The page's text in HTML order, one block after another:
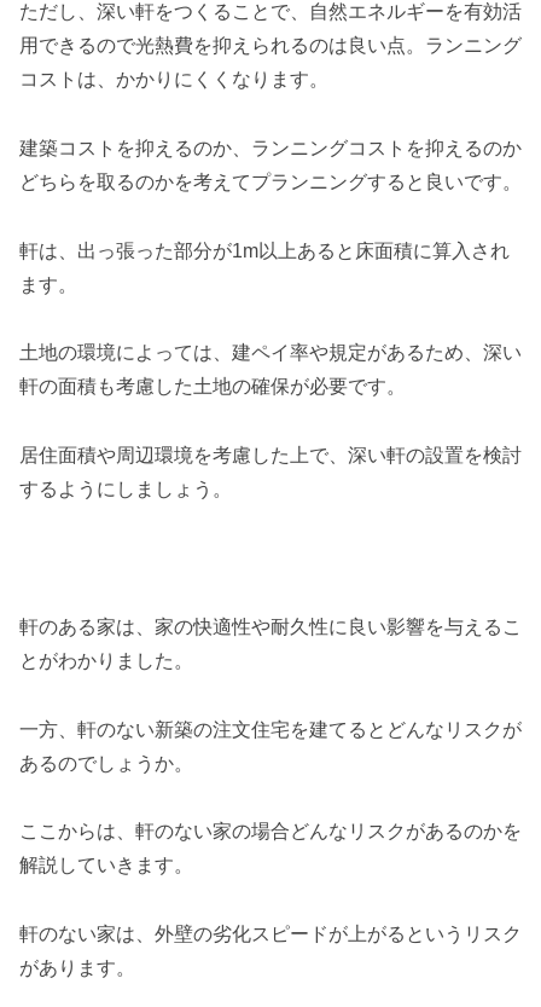
ただし、深い軒をつくることで、自然エネルギーを有効活
用できるので光熱費を抑えられるのは良い点。ランニング
コストは、かかりにくくなります。
建築コストを抑えるのか、ランニングコストを抑えるのか
どちらを取るのかを考えてプランニングすると良いです。
軒は、出っ張った部分が1m以上あると床面積に算入され
ます。
土地の環境によっては、建ペイ率や規定があるため、深い
軒の面積も考慮した土地の確保が必要です。
居住面積や周辺環境を考慮した上で、深い軒の設置を検討
するようにしましょう。
軒のある家は、家の快適性や耐久性に良い影響を与えるこ
とがわかりました。
一方、軒のない新築の注文住宅を建てるとどんなリスクが
あるのでしょうか。
ここからは、軒のない家の場合どんなリスクがあるのかを
解説していきます。
軒のない家は、外壁の劣化スピードが上がるというリスク
があります。